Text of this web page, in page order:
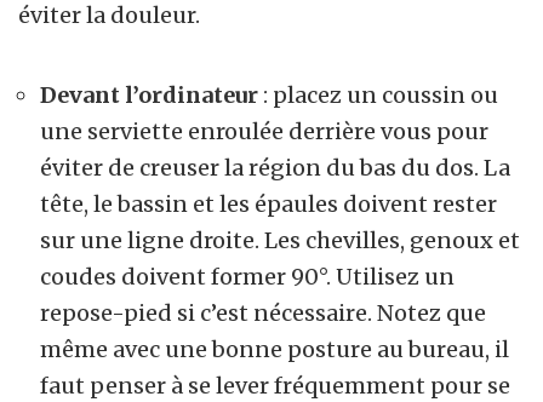
éviter la douleur.
Devant l’ordinateur : placez un coussin ou
une serviette enroulée derrière vous pour
éviter de creuser la région du bas du dos. La
tête, le bassin et les épaules doivent rester
sur une ligne droite. Les chevilles, genoux et
coudes doivent former 90°. Utilisez un
repose-pied si c’est nécessaire. Notez que
même avec une bonne posture au bureau, il
faut penser à se lever fréquemment pour se